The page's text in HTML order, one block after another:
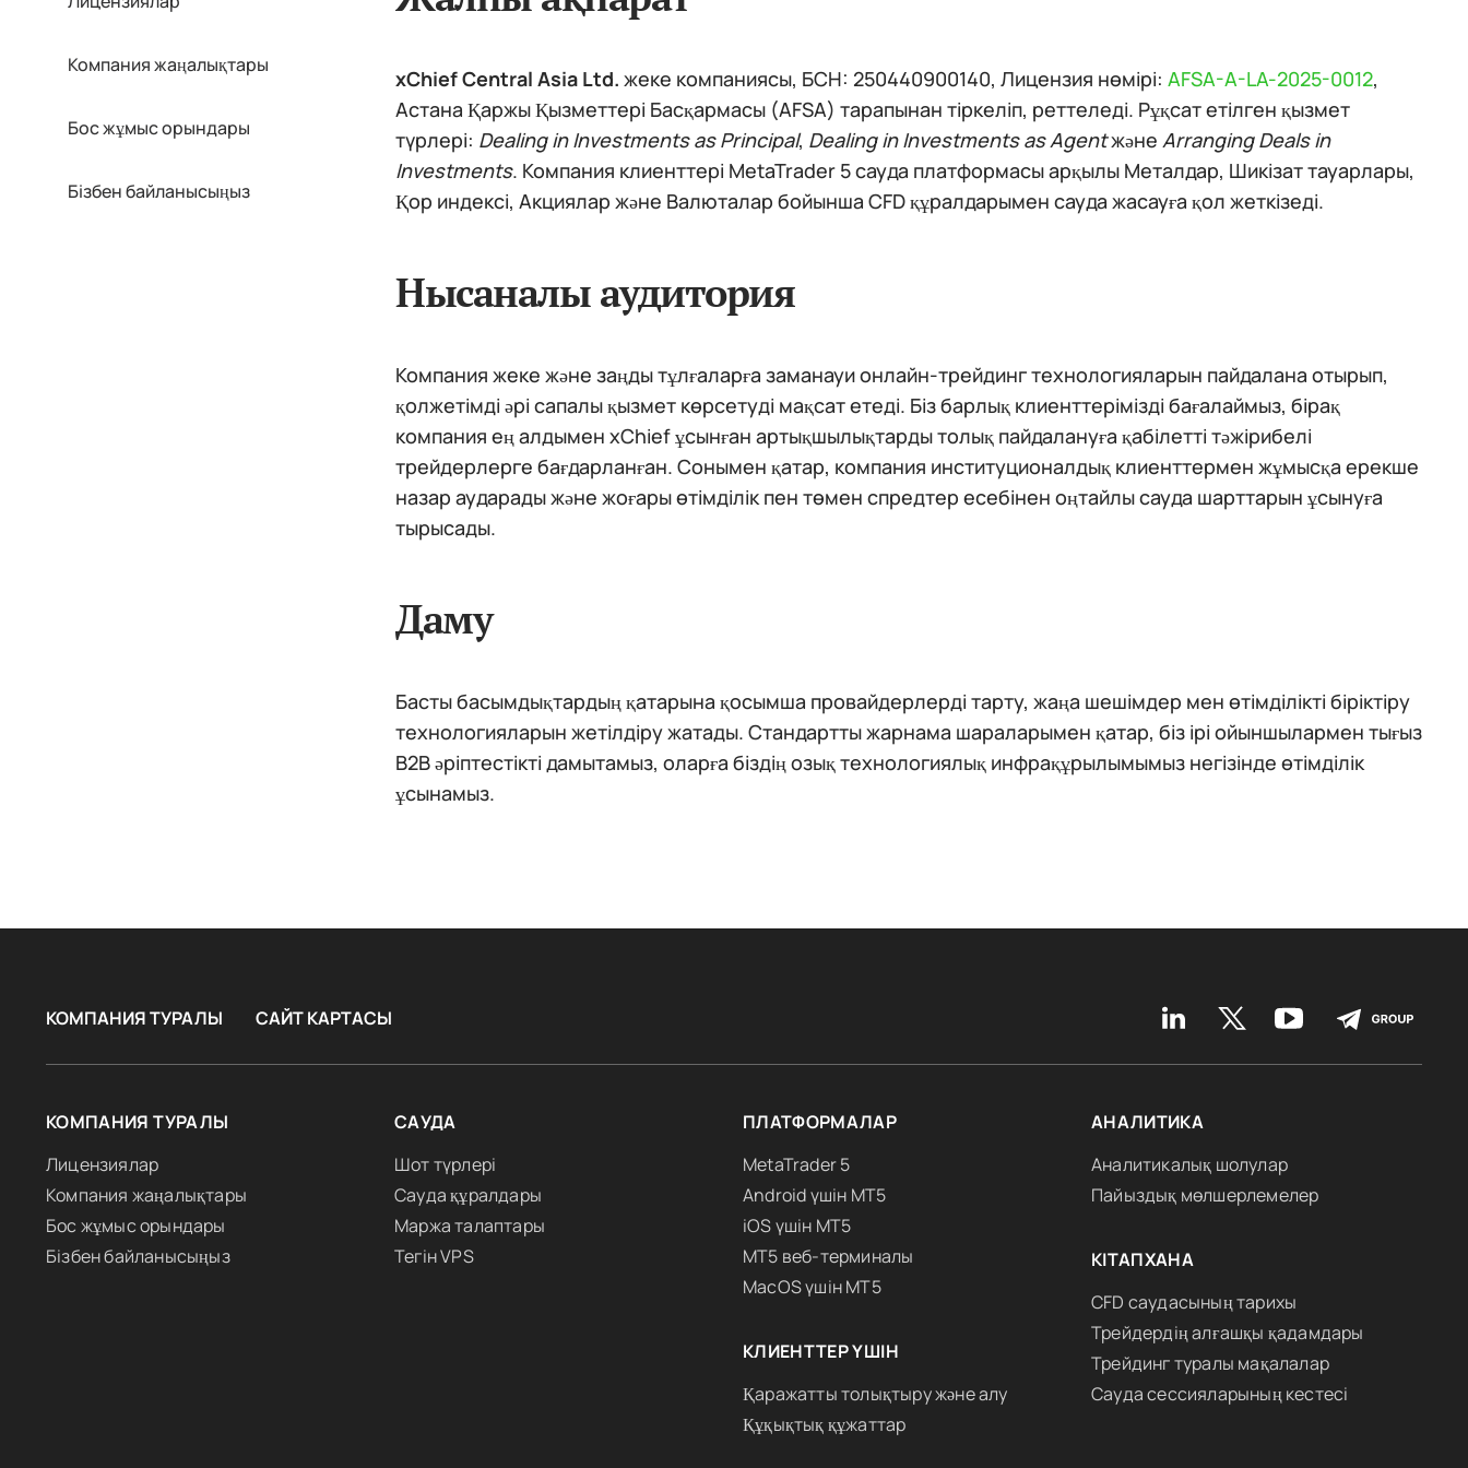
Компания жаңалықтары
Бос жұмыс орындары
Бізбен байланысыңыз
xChief Central Asia Ltd. жеке компаниясы, БСН: 250440900140, Лицензия нөмірі: AFSA-A-LA-2025-0012,
Астана Қаржы Қызметтері Басқармасы (AFSA) тарапынан тіркеліп, реттеледі. Рұқсат етілген қызмет
түрлері: Dealing in Investments as Principal, Dealing in Investments as Agentжәне Arranging Deals in
Investments. Компания клиенттері MetaTrader 5 сауда платформасы арқылы Металдар, Шикізат тауарлары,
Қор индексі, Акциялар және Валюталар бойынша CFD құралдарымен сауда жасауға қол жеткізеді.
Нысаналы аудитория
Компания жеке және заңды тұлғаларға заманауи онлайн-трейдинг технологияларын пайдалана отырып,
қолжетімді әрі сапалы қызмет көрсетуді мақсат етеді. Біз барлық клиенттерімізді бағалаймыз, бірақ
компания ең алдымен xChief ұсынған артықшылықтарды толық пайдалануға қабілетті тәжірибелі
трейдерлерге бағдарланған. Сонымен қатар, компания институционалдық клиенттермен жұмысқа ерекше
назар аударады және жоғары өтімділік пен төмен спредтер есебінен оңтайлы сауда шарттарын ұсынуға
тырысады.
Даму
Басты басымдықтардың қатарына қосымша провайдерлерді тарту, жаңа шешімдер мен өтімділікті біріктіру
технологияларын жетілдіру жатады. Стандартты жарнама шараларымен қатар, біз ірі ойыншылармен тығыз
B2B әріптестікті дамытамыз, оларға біздің озық технологиялық инфрақұрылымымыз негізінде өтімділік
ұсынамыз.
КОМПАНИЯ ТУРАЛЫ САЙТ КАРТАСЫ
КОМПАНИЯ ТУРАЛЫ
Лицензиялар
Компания жаңалықтары
Бос жұмыс орындары
Бізбен байланысыңыз
САУДА
Шот түрлері
Сауда құралдары
Маржа талаптары
Тегін VPS
ПЛАТФОРМАЛАР
MetaTrader 5
Android үшін MT5
iOS үшін MT5
MT5 веб-терминалы
MacOS үшін MT5
КЛИЕНТТЕР ҮШІН
Қаражатты толықтыру және алу
Құқықтық құжаттар
АНАЛИТИКА
Аналитикалық шолулар
Пайыздық мөлшерлемелер
КІТАПХАНА
CFD саудасының тарихы
Трейдердің алғашқы қадамдары
Трейдинг туралы мақалалар
Сауда сессияларының кестесі